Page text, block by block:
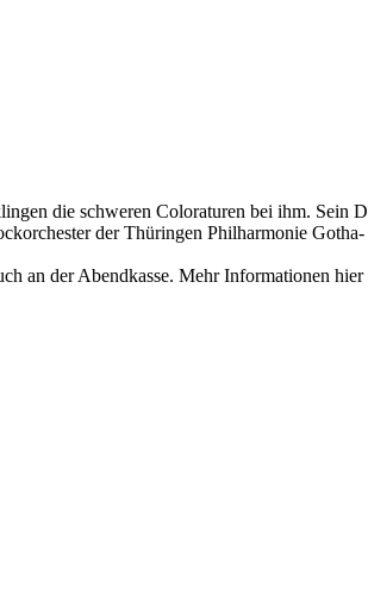
die schweren Coloraturen bei ihm. Sein
der Thüringen Philharmonie Gotha-
an der Abendkasse. Mehr Informationen hier